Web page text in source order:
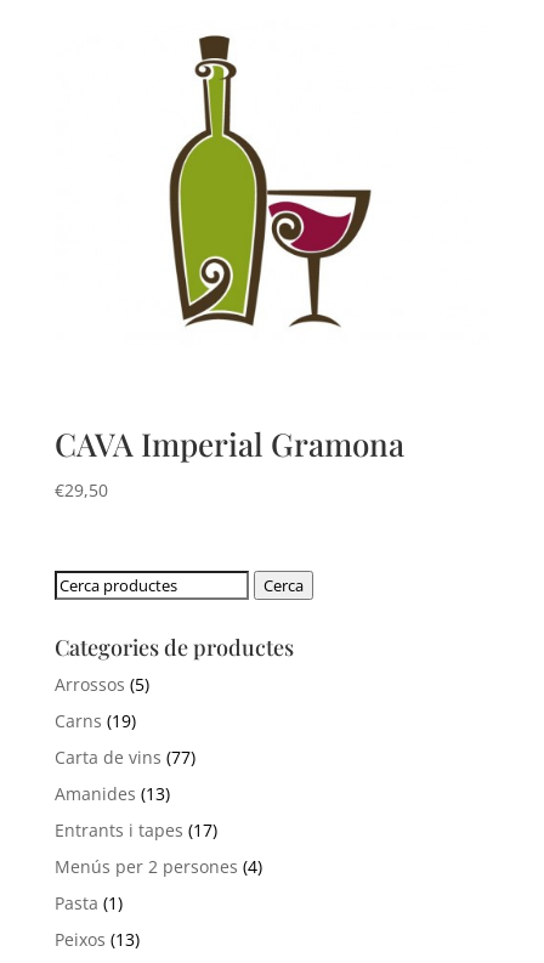
CAVA Imperial Gramona
€29,50
Cerca: Cerca
Categories de productes
Arrossos (5)
Carns (19)
Carta de vins (77)
Amanides (13)
Entrants i tapes (17)
Menús per 2 persones (4)
Pasta (1)
Peixos (13)